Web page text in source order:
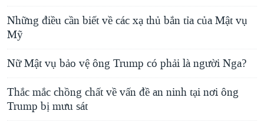
Những điều cần biết về các xạ thủ bắn tỉa của Mật vụ
Mỹ
Nữ Mật vụ bảo vệ ông Trump có phải là người Nga?
Thắc mắc chồng chất về vấn đề an ninh tại nơi ông
Trump bị mưu sát